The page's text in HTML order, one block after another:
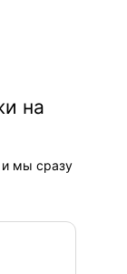
на
мы сразу